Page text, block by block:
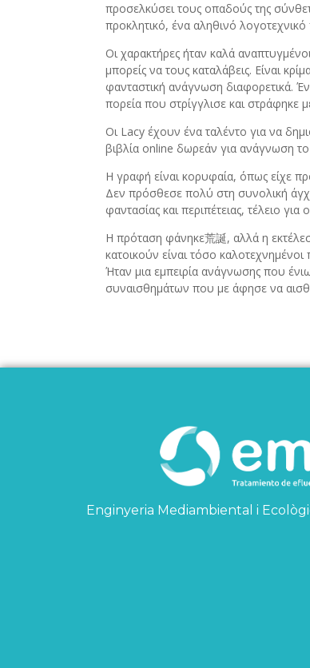
προσελκύσει τους οπαδούς της
προκλητικό, ένα αληθινό
Οι χαρακτήρες ήταν καλά
μπορείς να τους καταλάβεις. Είναι
φανταστική ανάγνωση διαφορετικά.
πορεία που στρίγγλισε και στράφηκε
Οι Lacy έχουν ένα ταλέντο για να
βιβλία online δωρεάν για ανάγνωση το
Η γραφή είναι κορυφαία, όπως είχε
Δεν πρόσθεσε πολύ στη συνολική
φαντασίας και περιπέτειας, τέλειο
Η πρόταση φάνηκε荒誕, αλλά η
κατοικούν είναι τόσο
Ήταν μια εμπειρία ανάγνωσης που
συναισθημάτων που με άφησε να
Enginyeria Mediambiental i